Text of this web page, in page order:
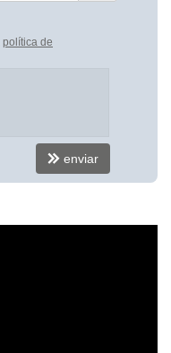
política de
enviar